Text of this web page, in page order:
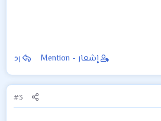
إشعار - Mention رد
#3